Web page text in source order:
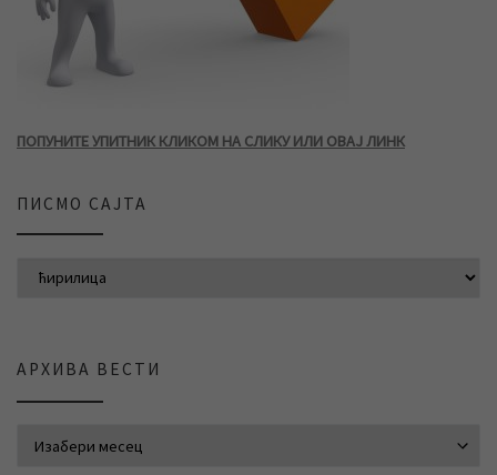
ПОПУНИТЕ УПИТНИК КЛИКОМ НА СЛИКУ ИЛИ ОВАЈ ЛИНК
ПИСМО САЈТА
АРХИВА ВЕСТИ